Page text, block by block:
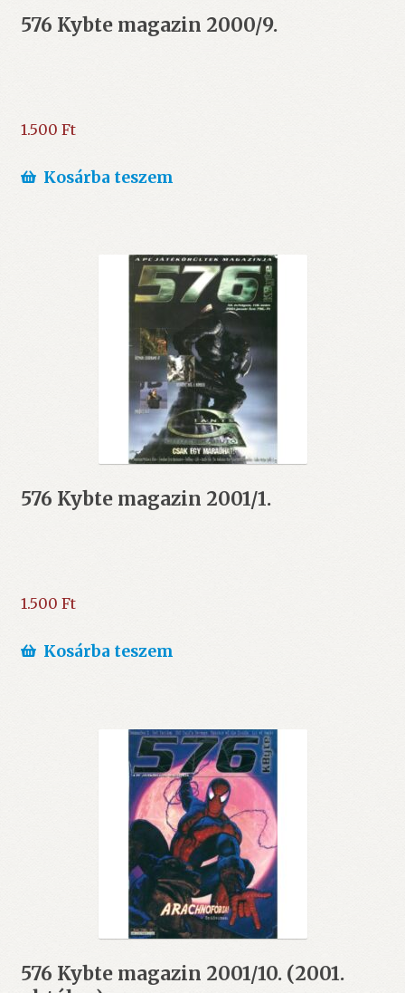
576 Kybte magazin 2000/9.
1.500 Ft
Kosárba teszem
576 Kybte magazin 2001/1.
1.500 Ft
Kosárba teszem
576 Kybte magazin 2001/10. (2001.